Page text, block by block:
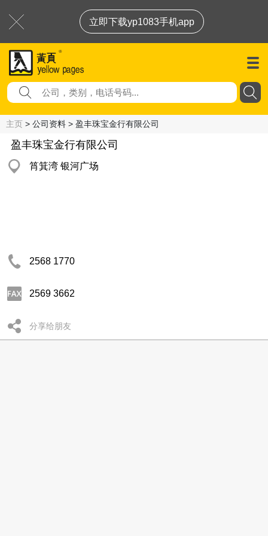
立即下载yp1083手机app
主页 > 公司资料 > 盈丰珠宝金行有限公司
盈丰珠宝金行有限公司
筲箕湾 银河广场
2568 1770
2569 3662
分享给朋友